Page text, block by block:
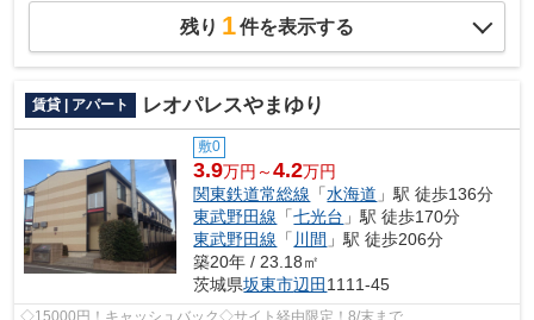
残り 1件を表示する
賃貸 | アパート レオパレスやまゆり
敷0
3.9万円～4.2万円
関東鉄道常総線 「水海道 」駅 徒歩136分
東武野田線 「七光台 」駅 徒歩170分
東武野田線 「 川間 」駅 徒歩206分
築20年 / 23.18㎡
茨城県坂東市辺田 1111-45
◇15000円！キャッシュバック◇サイト経由限定！8/末まで